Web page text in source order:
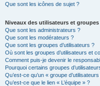
Que sont les icônes de sujet ?
Niveaux des utilisateurs et groupes
Que sont les administrateurs ?
Que sont les modérateurs ?
Que sont les groupes d’utilisateurs ?
Où sont les groupes d’utilisateurs et
Comment puis-je devenir le
Pourquoi certains groupes
Qu’est-ce qu’un « groupe
Qu’est-ce que le lien « L’équipe » ?